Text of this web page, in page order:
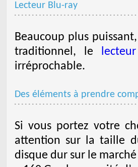
Lecteur Blu-ray
Beaucoup plus
traditionnel, le
irréprochable.
Des éléments à prendre
Si vous portez votre
attention sur la taille
disque dur sur le marché